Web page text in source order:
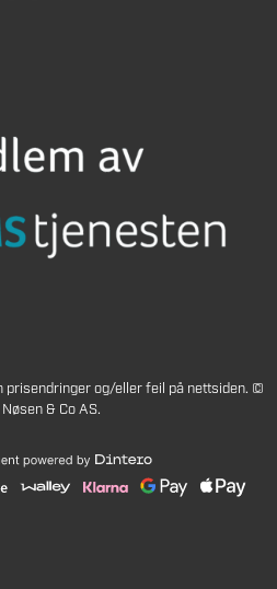
prisendringer og/eller feil på nettsiden. ©
& Co AS.